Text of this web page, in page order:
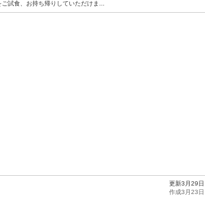
試食、お持ち帰りしていただけま...
更新3月29日
作成3月23日